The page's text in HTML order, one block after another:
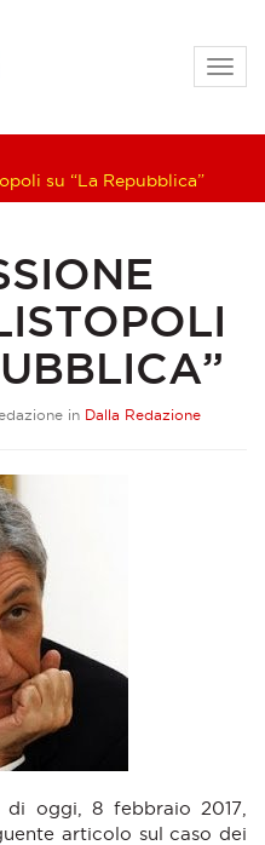
su “La Repubblica”
in Dalla Redazione
oggi, 8 febbraio 2017,
articolo sul caso dei